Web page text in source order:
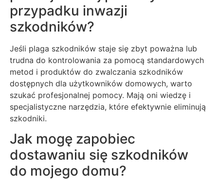
przypadku inwazji
szkodników?
Jeśli plaga szkodników staje się zbyt poważna lub
trudna do kontrolowania za pomocą standardowych
metod i produktów do zwalczania szkodników
dostępnych dla użytkowników domowych, warto
szukać profesjonalnej pomocy. Mają oni wiedzę i
specjalistyczne narzędzia, które efektywnie eliminują
szkodniki.
Jak mogę zapobiec
dostawaniu się szkodników
do mojego domu?